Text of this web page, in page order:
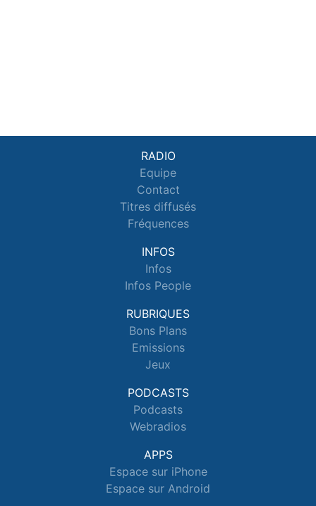
RADIO
Equipe
Contact
Titres diffusés
Fréquences
INFOS
Infos
Infos People
RUBRIQUES
Bons Plans
Emissions
Jeux
PODCASTS
Podcasts
Webradios
APPS
Espace sur iPhone
Espace sur Android